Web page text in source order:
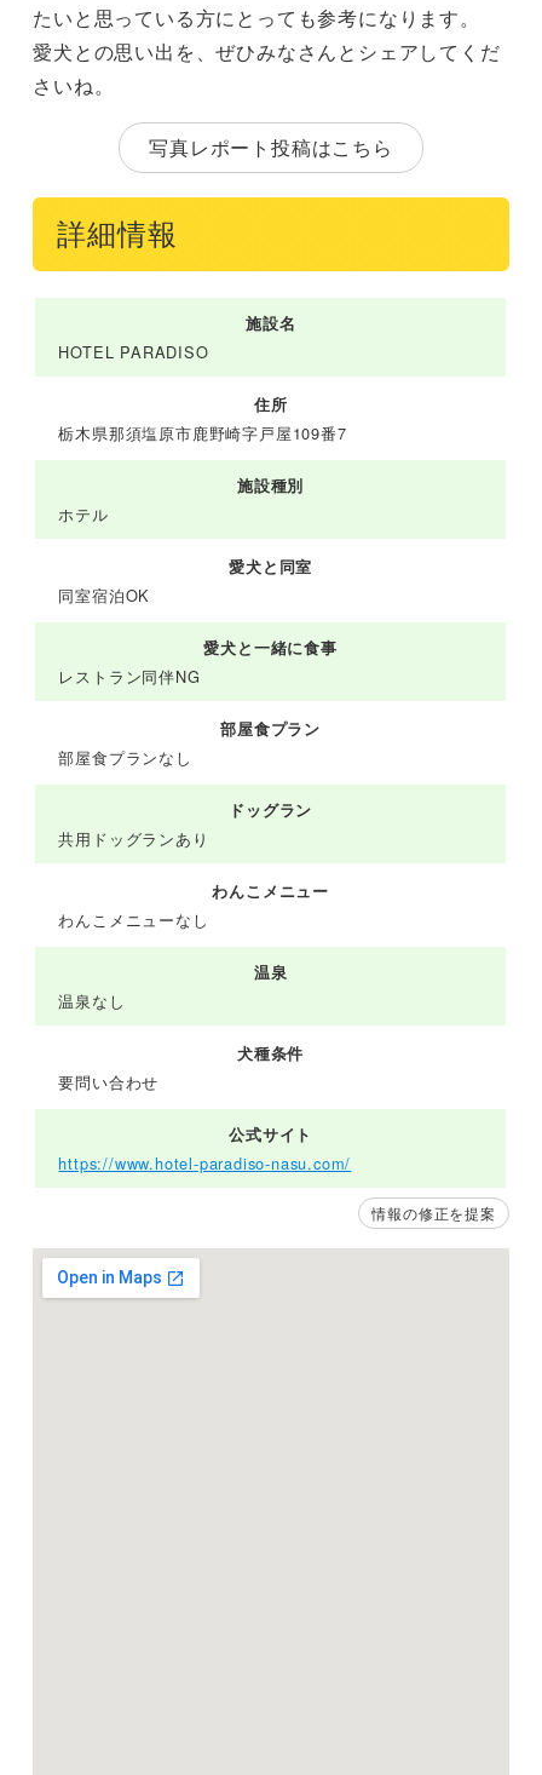
たいと思っている方にとっても参考になります。
愛犬との思い出を、ぜひみなさんとシェアしてくだ
さいね。
写真レポート投稿はこちら
詳細情報
施設名
HOTEL PARADISO
住所
栃木県那須塩原市鹿野崎字戸屋109番7
施設種別
ホテル
愛犬と同室
同室宿泊OK
愛犬と一緒に食事
レストラン同伴NG
部屋食プラン
部屋食プランなし
ドッグラン
共用ドッグランあり
わんこメニュー
わんこメニューなし
温泉
温泉なし
犬種条件
要問い合わせ
公式サイト
https://www.hotel-paradiso-nasu.com/
情報の修正を提案